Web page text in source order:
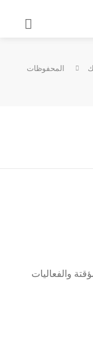
المحفوظات
والفعاليات